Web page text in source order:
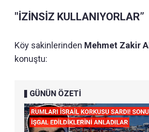
"İZİNSİZ KULLANIYORLAR”
Köy sakinlerinden Mehmet Zakir
konuştu:
GÜNÜN ÖZETİ